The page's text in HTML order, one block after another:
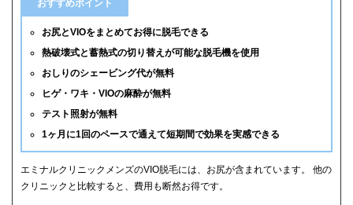
おすすめポイント
お尻とVIOをまとめてお得に脱毛できる
熱破壊式と蓄熱式の切り替えが可能な脱毛機を使用
おしりのシェービング代が無料
ヒゲ・ワキ・VIOの麻酔が無料
テスト照射が無料
1ヶ月に1回のペースで通えて短期間で効果を実感できる
エミナルクリニックメンズのVIO脱毛には、お尻が含まれています。 他の
クリニックと比較すると、費用も断然お得です。